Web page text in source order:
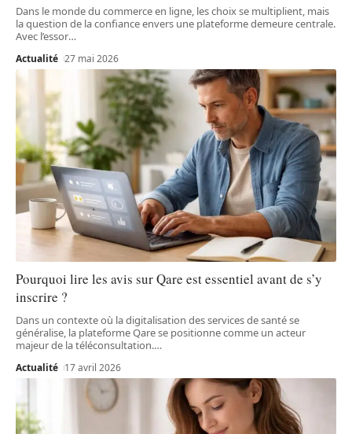
Dans le monde du commerce en ligne, les choix se multiplient, mais
la question de la confiance envers une plateforme demeure centrale.
Avec l’essor…
Actualité 27 mai 2026
Pourquoi lire les avis sur Qare est essentiel avant de s’y
inscrire ?
Dans un contexte où la digitalisation des services de santé se
généralise, la plateforme Qare se positionne comme un acteur
majeur de la téléconsultation.…
Actualité 17 avril 2026